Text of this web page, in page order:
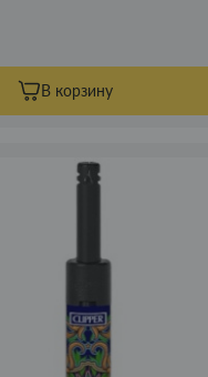
В корзину